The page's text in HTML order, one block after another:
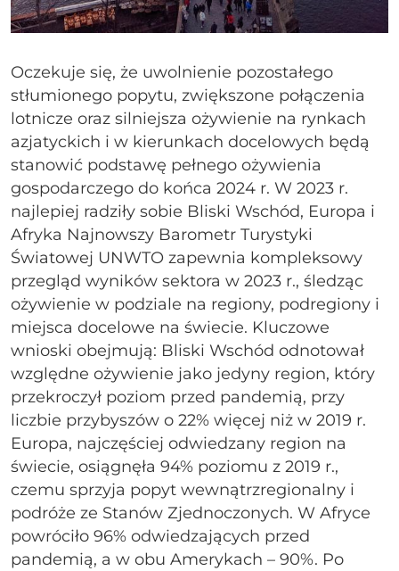
Oczekuje się, że uwolnienie pozostałego
stłumionego popytu, zwiększone połączenia
lotnicze oraz silniejsza ożywienie na rynkach
azjatyckich i w kierunkach docelowych będą
stanowić podstawę pełnego ożywienia
gospodarczego do końca 2024 r. W 2023 r.
najlepiej radziły sobie Bliski Wschód, Europa i
Afryka Najnowszy Barometr Turystyki
Światowej UNWTO zapewnia kompleksowy
przegląd wyników sektora w 2023 r., śledząc
ożywienie w podziale na regiony, podregiony i
miejsca docelowe na świecie. Kluczowe
wnioski obejmują: Bliski Wschód odnotował
względne ożywienie jako jedyny region, który
przekroczył poziom przed pandemią, przy
liczbie przybyszów o 22% więcej niż w 2019 r.
Europa, najczęściej odwiedzany region na
świecie, osiągnęła 94% poziomu z 2019 r.,
czemu sprzyja popyt wewnątrzregionalny i
podróże ze Stanów Zjednoczonych. W Afryce
powróciło 96% odwiedzających przed
pandemią, a w obu Amerykach – 90%. Po